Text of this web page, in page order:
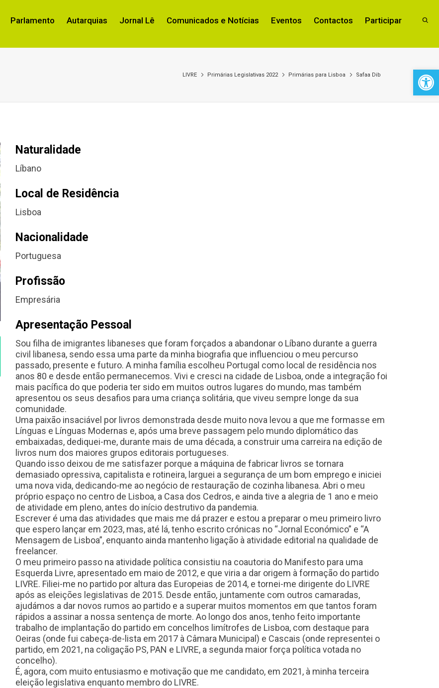
Parlamento Autarquias Jornal Lê Comunicados e Notícias Eventos Contactos Participar
LIVRE Primárias Legislativas 2022 Primárias para Lisboa Safaa Dib
Naturalidade
Líbano
Local de Residência
Lisboa
Nacionalidade
Portuguesa
Profissão
Empresária
Apresentação Pessoal
Sou filha de imigrantes libaneses que foram forçados a abandonar o Líbano durante a guerra
civil libanesa, sendo essa uma parte da minha biografia que influenciou o meu percurso
passado, presente e futuro. A minha família escolheu Portugal como local de residência nos
anos 80 e desde então permanecemos. Vivi e cresci na cidade de Lisboa, onde a integração foi
mais pacífica do que poderia ter sido em muitos outros lugares do mundo, mas também
apresentou os seus desafios para uma criança solitária, que viveu sempre longe da sua
comunidade.
Uma paixão insaciável por livros demonstrada desde muito nova levou a que me formasse em
Línguas e Línguas Modernas e, após uma breve passagem pelo mundo diplomático das
embaixadas, dediquei-me, durante mais de uma década, a construir uma carreira na edição de
livros num dos maiores grupos editorais portugueses.
Quando isso deixou de me satisfazer porque a máquina de fabricar livros se tornara
demasiado opressiva, capitalista e rotineira, larguei a segurança de um bom emprego e iniciei
uma nova vida, dedicando-me ao negócio de restauração de cozinha libanesa. Abri o meu
próprio espaço no centro de Lisboa, a Casa dos Cedros, e ainda tive a alegria de 1 ano e meio
de atividade em pleno, antes do início destrutivo da pandemia.
Escrever é uma das atividades que mais me dá prazer e estou a preparar o meu primeiro livro
que espero lançar em 2023, mas, até lá, tenho escrito crónicas no “Jornal Económico” e “A
Mensagem de Lisboa”, enquanto ainda mantenho ligação à atividade editorial na qualidade de
freelancer.
O meu primeiro passo na atividade política consistiu na coautoria do Manifesto para uma
Esquerda Livre, apresentado em maio de 2012, e que viria a dar origem à formação do partido
LIVRE. Filiei-me no partido por altura das Europeias de 2014, e tornei-me dirigente do LIVRE
após as eleições legislativas de 2015. Desde então, juntamente com outros camaradas,
ajudámos a dar novos rumos ao partido e a superar muitos momentos em que tantos foram
rápidos a assinar a nossa sentença de morte. Ao longo dos anos, tenho feito importante
trabalho de implantação do partido em concelhos limítrofes de Lisboa, com destaque para
Oeiras (onde fui cabeça-de-lista em 2017 à Câmara Municipal) e Cascais (onde representei o
partido, em 2021, na coligação PS, PAN e LIVRE, a segunda maior força política votada no
concelho).
É, agora, com muito entusiasmo e motivação que me candidato, em 2021, à minha terceira
eleição legislativa enquanto membro do LIVRE.